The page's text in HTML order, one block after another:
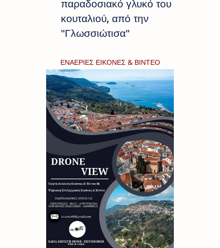
παραδοσιακό γλυκό του
κουταλιού, από την
"Γλωσσιώτισα"
ΕΝΑΕΡΙΕΣ ΕΙΚΟΝΕΣ & ΒΙΝΤΕΟ